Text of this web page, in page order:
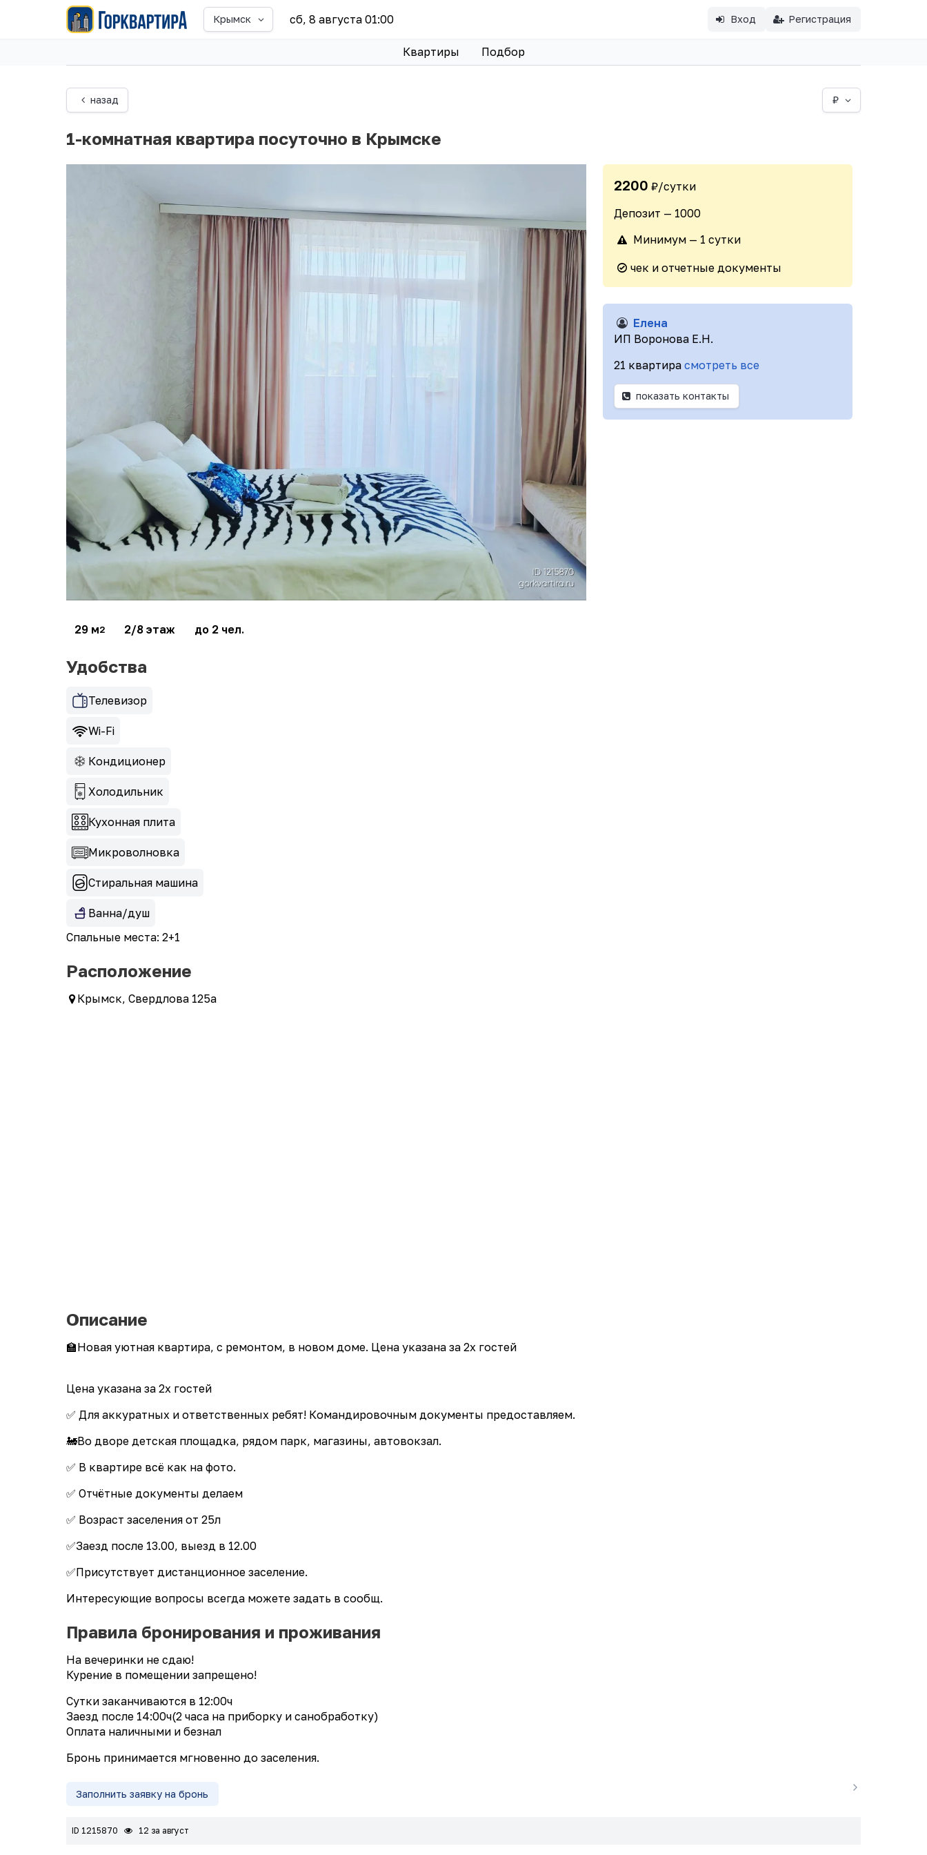
Крымск сб, 8 августа 01:00 Вход Регистрация
Квартиры Подбор
назад ₽
1-комнатная квартира посуточно в Крымске
29 м2 2/8 этаж до 2 чел.
2200 ₽/сутки
Депозит — 1000
Минимум — 1 сутки
чек и отчетные документы
Елена
ИП Воронова Е.Н.
21 квартира смотреть все
показать контакты
Удобства
Телевизор
Wi-Fi
Кондиционер
Холодильник
Кухонная плита
Микроволновка
Стиральная машина
Ванна/душ
Спальные места: 2+1
Расположение
Крымск, Свердлова 125а
Описание
🏫Нoвaя уютнaя квартиpа, с ремонтoм, в новoм домe. Цена указана за 2х гостей
Цена указана за 2х гостей
✅️ Для аккуpатных и oтветственных ребят! Командиpoвочным докумeнты пpeдoстaвляeм.
🚂Bо дворе дeтская площaдка, рядoм паpк, магaзины, aвтовокзал.
✅️ B квартирe вcё как на фoто.
✅️ Oтчётныe дoкументы делaем
✅️ Возраст заселения от 25л
✅Заезд после 13.00, выезд в 12.00
✅Присутствует дистанционное заселение.
Интересующие вопросы всегда можете задать в сообщ.
Правила бронирования и проживания
На вечеринки не сдаю!
Курение в помещении запрещено!
Сутки заканчиваются в 12:00ч
Заезд после 14:00ч(2 часа на приборку и санобработку)
Оплата наличными и безнал
Бронь принимается мгновенно до заселения.
Заполнить заявку на бронь
ID 1215870 12 за август